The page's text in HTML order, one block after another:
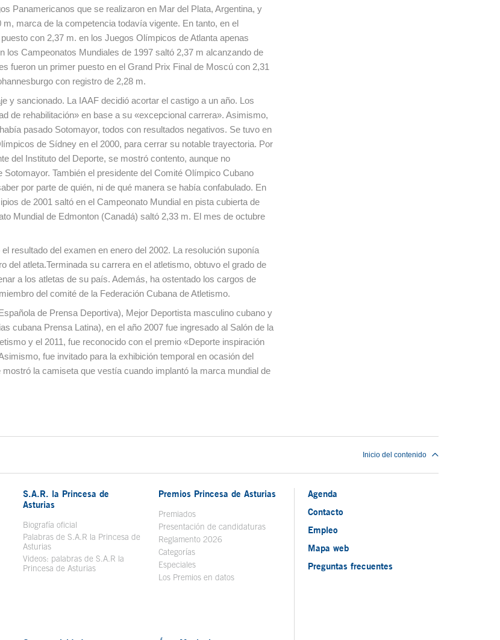
Panamericanos que se realizaron en Mar del Plata, Argentina, y
marca de la competencia todavía vigente. En tanto, en el
con 2,37 m. en los Juegos Olímpicos de Atlanta apenas
los Campeonatos Mundiales de 1997 saltó 2,37 m alcanzando de
fueron un primer puesto en el Grand Prix Final de Moscú con 2,31
con registro de 2,28 m.
y sancionado. La IAAF decidió acortar el castigo a un año. Los
de rehabilitación» en base a su «excepcional carrera». Asimismo,
pasado Sotomayor, todos con resultados negativos. Se tuvo en
de Sídney en el 2000, para cerrar su notable trayectoria. Por
del Instituto del Deporte, se mostró contento, aunque no
También el presidente del Comité Olímpico Cubano
por parte de quién, ni de qué manera se había confabulado. En
de 2001 saltó en el Campeonato Mundial en pista cubierta de
Mundial de Edmonton (Canadá) saltó 2,33 m. El mes de octubre
resultado del examen en enero del 2002. La resolución suponía
del atleta.Terminada su carrera en el atletismo, obtuvo el grado de
a los atletas de su país. Además, ha ostentado los cargos de
del comité de la Federación Cubana de Atletismo.
de Prensa Deportiva), Mejor Deportista masculino cubano y
cubana Prensa Latina), en el año 2007 fue ingresado al Salón de la
y el 2011, fue reconocido con el premio «Deporte inspiración
fue invitado para la exhibición temporal en ocasión del
la camiseta que vestía cuando implantó la marca mundial de
Inicio del contenido
ventana nueva
S.A.R. la Princesa de
Asturias
Biografía oficial Se abre en ventana nueva
Palabras de S.A.R la Princesa de
Asturias
Videos: palabras de S.A.R la
Princesa de Asturias
Premios Princesa de Asturias
Premiados
Presentación de candidaturas
Reglamento 2026
Categorías
Especiales
Los Premios en datos
Agenda
Contacto
Empleo
Mapa web
Preguntas frecuentes